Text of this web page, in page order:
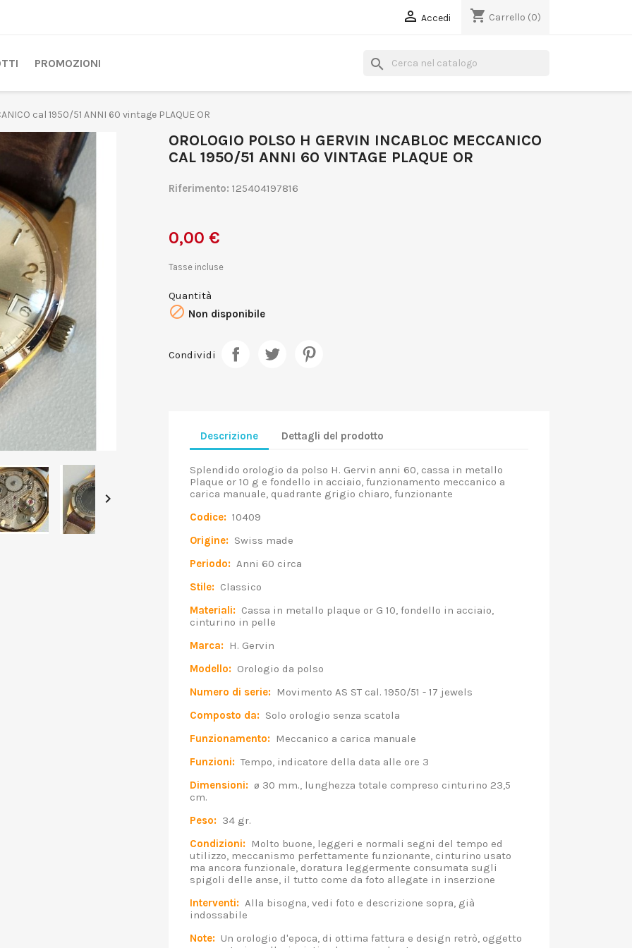
 Accedi shopping_cart Carrello (0)
PROMOZIONI search
cal 1950/51 ANNI 60 vintage PLAQUE OR

OROLOGIO POLSO H GERVIN INCABLOC MECCANICO
CAL 1950/51 ANNI 60 VINTAGE PLAQUE OR
Riferimento: 125404197816
0,00 €
Tasse incluse
Quantità
 Non disponibile
Condividi
Descrizione Dettagli del prodotto
Splendido orologio da polso H. Gervin anni 60, cassa in metallo
Plaque or 10 g e fondello in acciaio, funzionamento meccanico a
carica manuale, quadrante grigio chiaro, funzionante
Codice: 10409
Origine: Swiss made
Periodo: Anni 60 circa
Stile: Classico
Materiali: Cassa in metallo plaque or G 10, fondello in acciaio,
cinturino in pelle
Marca: H. Gervin
Modello: Orologio da polso
Numero di serie: Movimento AS ST cal. 1950/51 - 17 jewels
Composto da: Solo orologio senza scatola
Funzionamento: Meccanico a carica manuale
Funzioni: Tempo, indicatore della data alle ore 3
Dimensioni: ø 30 mm., lunghezza totale compreso cinturino 23,5
cm.
Peso: 34 gr.
Condizioni: Molto buone, leggeri e normali segni del tempo ed
utilizzo, meccanismo perfettamente funzionante, cinturino usato
ma ancora funzionale, doratura leggermente consumata sugli
spigoli delle anse, il tutto come da foto allegate in inserzione
Interventi: Alla bisogna, vedi foto e descrizione sopra, già
indossabile
Note: Un orologio d'epoca, di ottima fattura e design retrò, oggetto